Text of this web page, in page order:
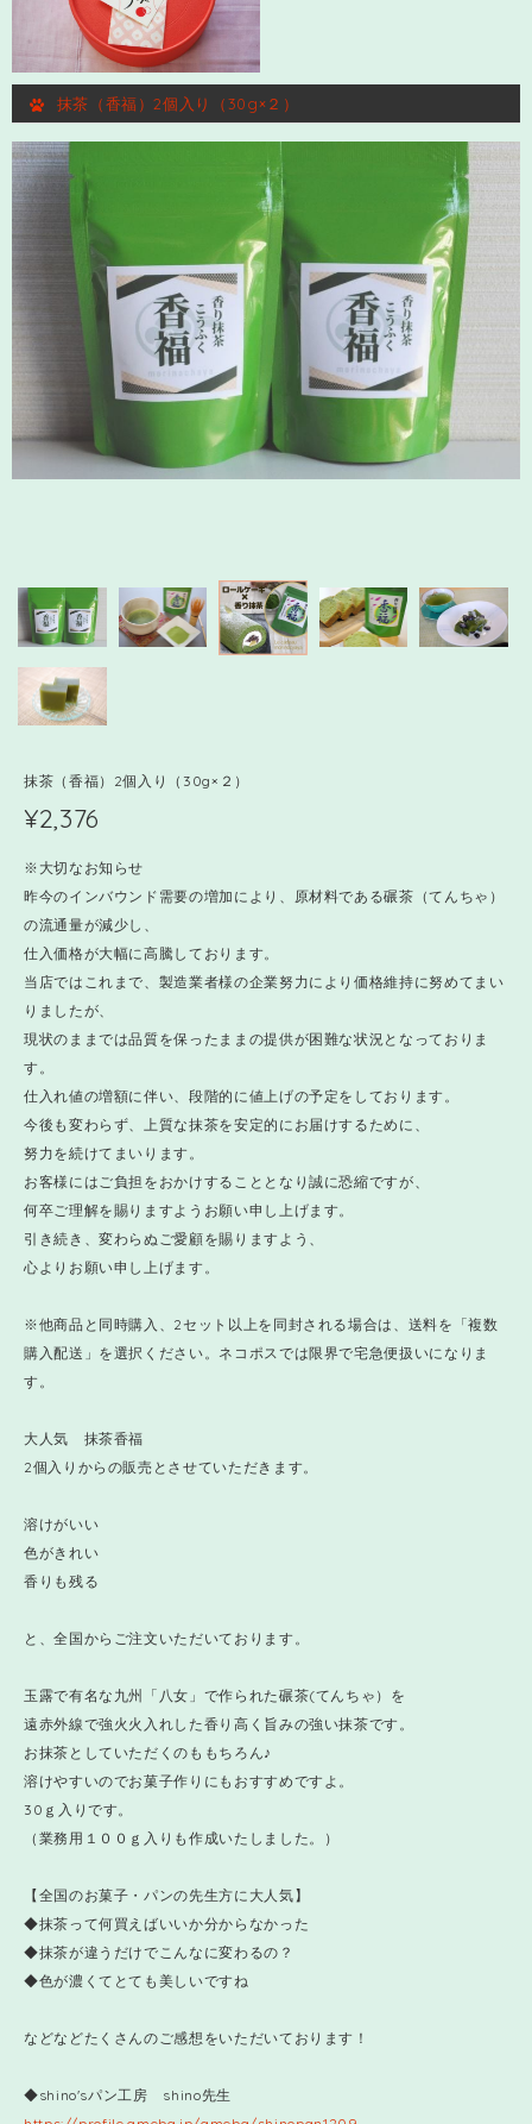
抹茶（香福）2個入り（30g×２）
抹茶（香福）2個入り（30g×２）
¥2,376
※大切なお知らせ
昨今のインバウンド需要の増加により、原材料である碾茶（てんちゃ）
の流通量が減少し、
仕入価格が大幅に高騰しております。
当店ではこれまで、製造業者様の企業努力により価格維持に努めてまい
りましたが、
現状のままでは品質を保ったままの提供が困難な状況となっておりま
す。
仕入れ値の増額に伴い、段階的に値上げの予定をしております。
今後も変わらず、上質な抹茶を安定的にお届けするために、
努力を続けてまいります。
お客様にはご負担をおかけすることとなり誠に恐縮ですが、
何卒ご理解を賜りますようお願い申し上げます。
引き続き、変わらぬご愛顧を賜りますよう、
心よりお願い申し上げます。
※他商品と同時購入、2セット以上を同封される場合は、送料を「複数
購入配送」を選択ください。ネコポスでは限界で宅急便扱いになりま
す。
大人気 抹茶香福
2個入りからの販売とさせていただきます。
溶けがいい
色がきれい
香りも残る
と、全国からご注文いただいております。
玉露で有名な九州「八女」で作られた碾茶(てんちゃ）を
遠赤外線で強火火入れした香り高く旨みの強い抹茶です。
お抹茶としていただくのももちろん♪
溶けやすいのでお菓子作りにもおすすめですよ。
30ｇ入りです。
（業務用１００ｇ入りも作成いたしました。）
【全国のお菓子・パンの先生方に大人気】
◆抹茶って何買えばいいか分からなかった
◆抹茶が違うだけでこんなに変わるの？
◆色が濃くてとても美しいですね
などなどたくさんのご感想をいただいております！
◆shino'sパン工房 shino先生